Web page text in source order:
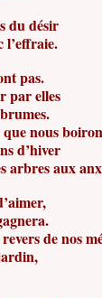
du désir
l’effraie.
pas.
par elles
nous
d’hiver
arbres aux
de nos